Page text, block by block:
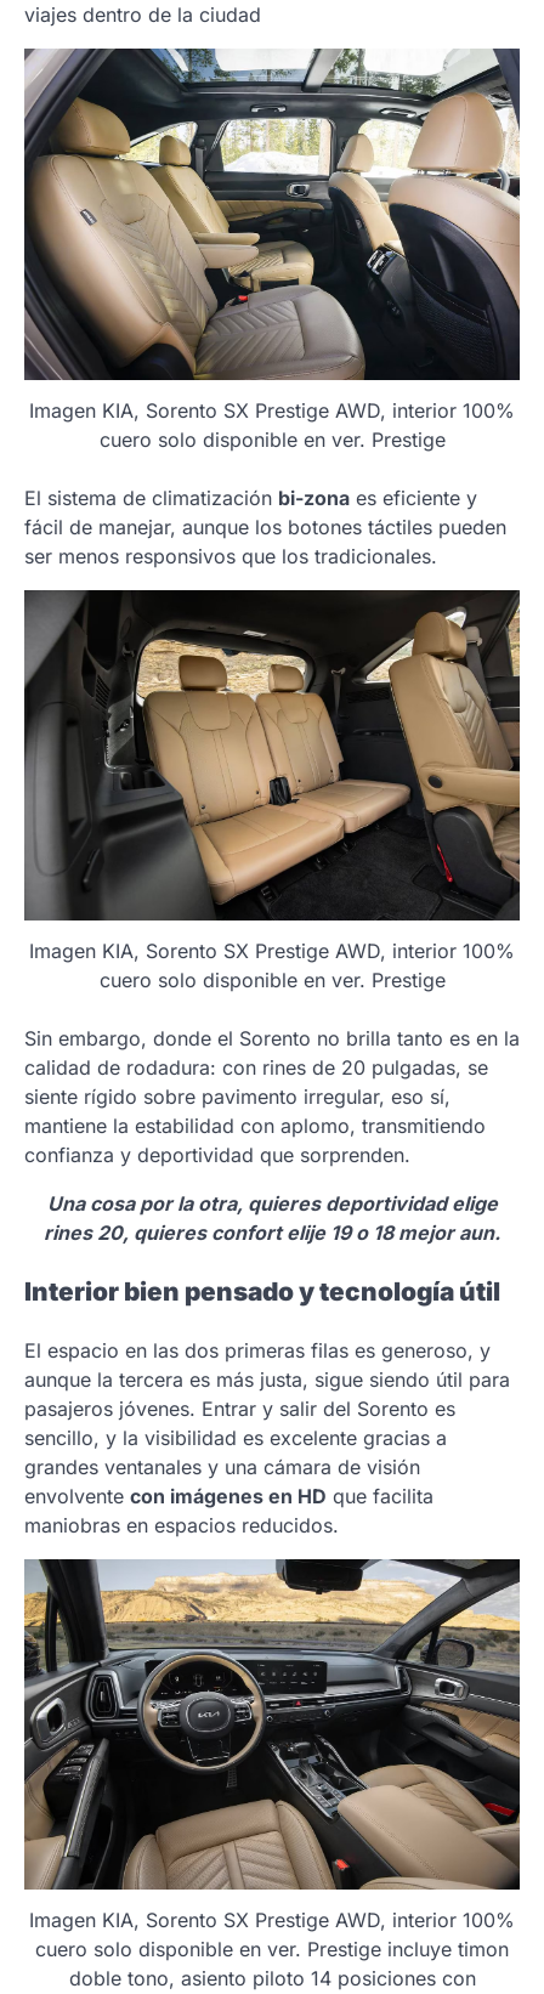
viajes dentro de la ciudad
Imagen KIA, Sorento SX Prestige AWD, interior 100%
cuero solo disponible en ver. Prestige
El sistema de climatización bi-zona es eficiente y
fácil de manejar, aunque los botones táctiles pueden
ser menos responsivos que los tradicionales.
Imagen KIA, Sorento SX Prestige AWD, interior 100%
cuero solo disponible en ver. Prestige
Sin embargo, donde el Sorento no brilla tanto es en la
calidad de rodadura: con rines de 20 pulgadas, se
siente rígido sobre pavimento irregular, eso sí,
mantiene la estabilidad con aplomo, transmitiendo
confianza y deportividad que sorprenden.
Una cosa por la otra, quieres deportividad elige
rines 20, quieres confort elije 19 o 18 mejor aun.
Interior bien pensado y tecnología útil
El espacio en las dos primeras filas es generoso, y
aunque la tercera es más justa, sigue siendo útil para
pasajeros jóvenes. Entrar y salir del Sorento es
sencillo, y la visibilidad es excelente gracias a
grandes ventanales y una cámara de visión
envolvente con imágenes en HD que facilita
maniobras en espacios reducidos.
Imagen KIA, Sorento SX Prestige AWD, interior 100%
cuero solo disponible en ver. Prestige incluye timon
doble tono, asiento piloto 14 posiciones con